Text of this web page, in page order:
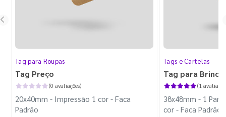
Tag para Roupas
Tag Preço
(0 avaliações)
20x40mm - Impressão 1 cor - Faca
Padrão
Tags e Cartelas
Tag para Brinco
(1
38x48mm - 1 Par
cor - Faca Padrão